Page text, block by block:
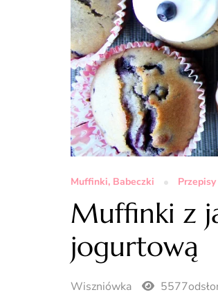
Muffinki, Babeczki Przepisy
Muffinki z
jogurtową
Wiszniówka